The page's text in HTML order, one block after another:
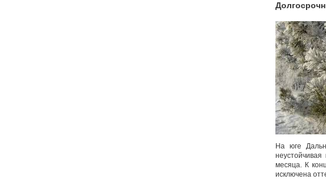
На юге
месяца. К
исключена